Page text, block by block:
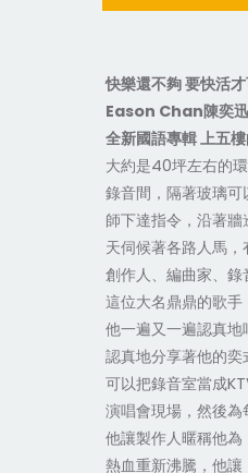
快樂還不夠 要快活
Eason Chan陳奕迅
全新國語專輯 上五
大約是40坪左右的
錄音間，隔著玻璃
師下達指令，沿著
天伺候著各路人馬
創作人、編曲家、
這位大名鼎鼎的歌手
他一遍又一遍認真地
認真地分享著他的
可以把錄音室當成
演唱會現場，然後為
他讓製作人暱稱他
熱血重新沸騰，他